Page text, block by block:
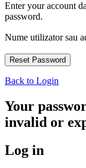
Enter your account
password.
Nume utilizator sau
Back to Login
Your
invalid or
Log in